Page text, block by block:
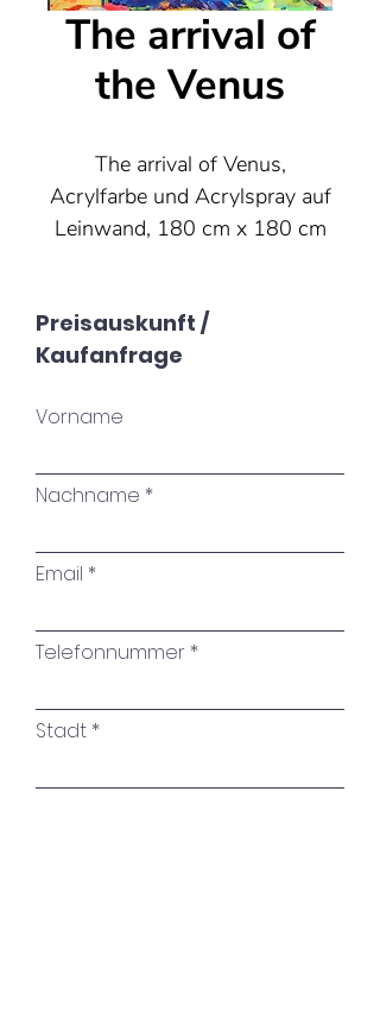
The arrival of
the Venus
The arrival of Venus,
Acrylfarbe und Acrylspray auf
Leinwand, 180 cm x 180 cm
Preisauskunft /
Kaufanfrage
Vorname
Nachname
Email
Telefonnummer
Stadt